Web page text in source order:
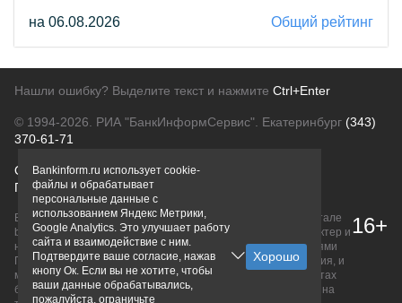
на 06.08.2026 Общий рейтинг
Нашли ошибку? Выделите текст и нажмите Ctrl+Enter
© 1994-2026. РИА "БанкИнформСервис". Екатеринбург (343)
370-61-71
О проектеПолитика конфиденциальности
Правовая информацияДля рекламодателей
Вся информация о продуктах банков, размещенная на портале
bankinform.ru, носит исключительно ознакомительный характер и
не является публичной офертой, определяемой положениями
ГК РФ. Информация не содержит точного и полного описания, и
может быть изменена. Конечные условия уточняйте на сайтах
банков или при личном обращении. Исключительное право на
16+
Bankinform.ru использует cookie-
файлы и обрабатывает
персональные данные с
использованием Яндекс Метрики,
Google Analytics. Это улучшает работу
сайта и взаимодействие с ним.
Подтвердите ваше согласие, нажав
кнопу Ок. Если вы не хотите, чтобы
ваши данные обрабатывались,
пожалуйста, ограничьте